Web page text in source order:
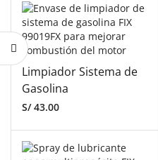
Limpiador Sistema de
Gasolina
S/43.00